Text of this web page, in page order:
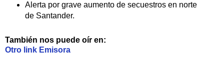
Alerta por grave aumento de secuestros en norte
de Santander.
También nos puede oír en:
Otro link Emisora